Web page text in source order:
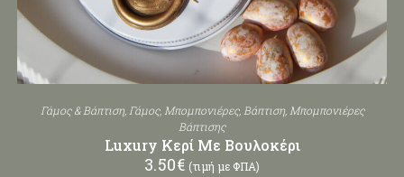
Γάμος & Βάπτιση,Γάμος,Μπομπονιέρες,Βάπτιση,Μπομπονιέρες
Βάπτισης
Luxury Κερί Με Βουλοκέρι
3.50€ (τιμή με ΦΠΑ)